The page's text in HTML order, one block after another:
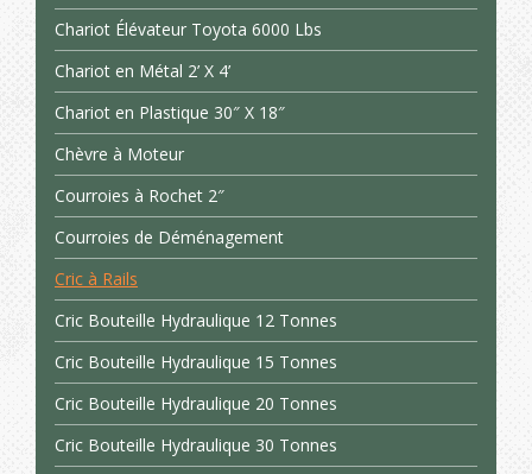
Chariot Élévateur Toyota 6000 Lbs
Chariot en Métal 2’ X 4’
Chariot en Plastique 30″ X 18″
Chèvre à Moteur
Courroies à Rochet 2″
Courroies de Déménagement
Cric à Rails
Cric Bouteille Hydraulique 12 Tonnes
Cric Bouteille Hydraulique 15 Tonnes
Cric Bouteille Hydraulique 20 Tonnes
Cric Bouteille Hydraulique 30 Tonnes